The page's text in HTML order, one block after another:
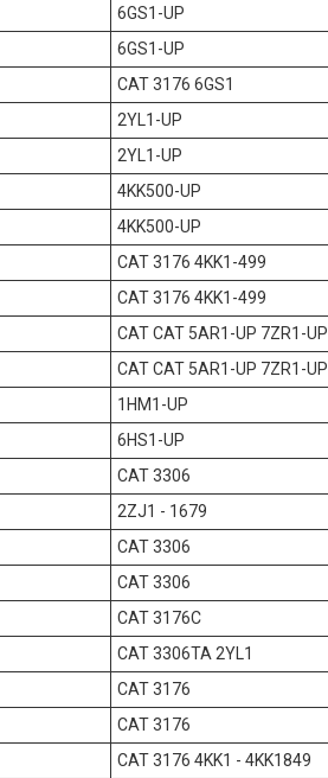
6GS1-UP
6GS1-UP
CAT 3176 6GS1
2YL1-UP
2YL1-UP
4KK500-UP
4KK500-UP
CAT 3176 4KK1-499
CAT 3176 4KK1-499
CAT CAT 5AR1-UP 7ZR1-UP
CAT CAT 5AR1-UP 7ZR1-UP
1HM1-UP
6HS1-UP
CAT 3306
2ZJ1 - 1679
CAT 3306
CAT 3306
CAT 3176C
CAT 3306TA 2YL1
CAT 3176
CAT 3176
CAT 3176 4KK1 - 4KK1849